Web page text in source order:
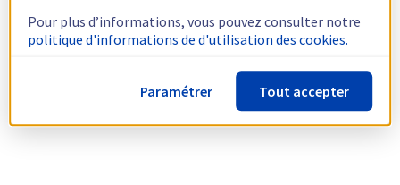
Pour plus d’informations, vous pouvez consulter notre
politique d'informations de d'utilisation des cookies.
Paramétrer Tout accepter